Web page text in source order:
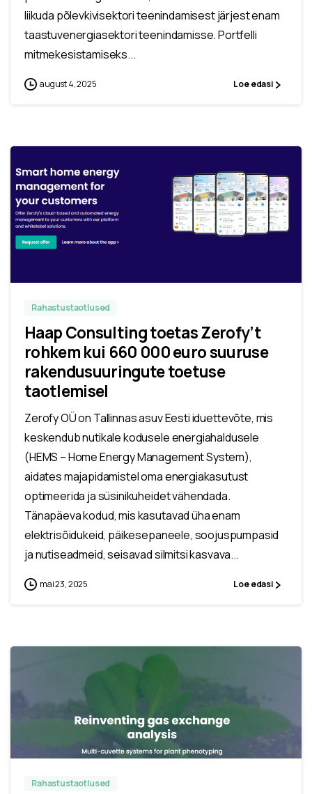
liikuda põlevkivisektori teenindamisest järjest enam
taastuvenergiasektori teenindamisse. Portfelli
mitmekesistamiseks...
august 4, 2025 Loe edasi
Rahastustaotlused
Haap Consulting toetas Zerofy’t
rohkem kui 660 000 euro suuruse
rakendusuuringute toetuse
taotlemisel
Zerofy OÜ on Tallinnas asuv Eesti iduettevõte, mis
keskendub nutikale kodusele energiahaldusele
(HEMS – Home Energy Management System),
aidates majapidamistel oma energiakasutust
optimeerida ja süsinikuheidet vähendada.
Tänapäeva kodud, mis kasutavad üha enam
elektrisõidukeid, päikesepaneele, soojuspumpasid
ja nutiseadmeid, seisavad silmitsi kasvava...
mai 23, 2025 Loe edasi
Rahastustaotlused